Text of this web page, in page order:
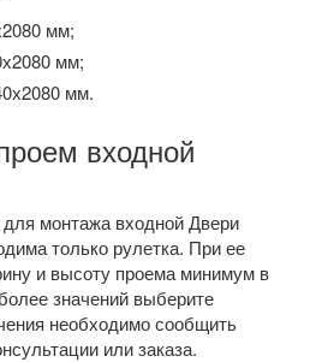
мм;
мм;
мм.
входной
монтажа входной Двери
только рулетка. При ее
и высоту проема минимум в
значений выберите
необходимо сообщить
или заказа.